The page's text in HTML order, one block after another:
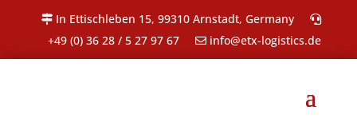
In Ettischleben 15, 99310 Arnstadt, Germany
+49 (0) 36 28 / 5 27 97 67
info@etx-logistics.de